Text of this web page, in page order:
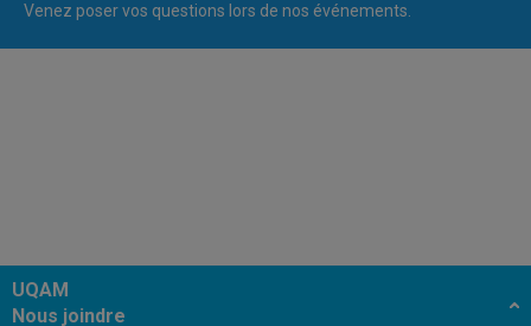
Venez poser vos questions lors de nos événements.
UQAM
Nous joindre